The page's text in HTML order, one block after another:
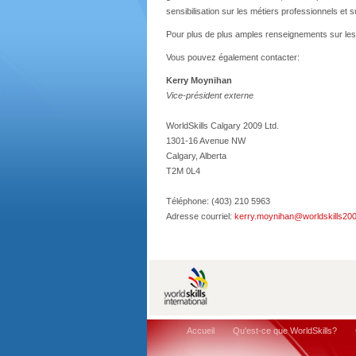
sensibilisation sur les métiers professionnels et
Pour plus de plus amples renseignements sur
Vous pouvez également contacter:
Kerry Moynihan
Vice-président externe
WorldSkills Calgary 2009 Ltd.
1301-16 Avenue NW
Calgary, Alberta
T2M 0L4
Téléphone: (403) 210 5963
Adresse courriel:
Accueil Qu'est-ce que WorldSkills?